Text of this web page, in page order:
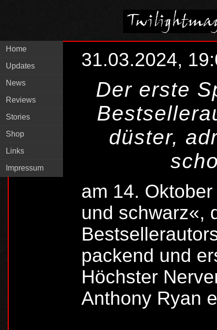
Home
Updates
News
Reviews
Stories
Shop
Links
Impressum
31.03.2024,
Der erste
düster,
am 14.
und schwarz«,
packend und
Höchster
Anthony Ryan